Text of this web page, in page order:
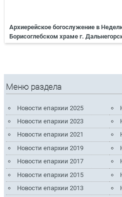
Архиерейское богослужение в
Борисоглебском храме г.
Меню раздела
Новости епархии 2025
Новости епархии 2023
Новости епархии 2021
Новости епархии 2019
Новости епархии 2017
Новости епархии 2015
Новости епархии 2013